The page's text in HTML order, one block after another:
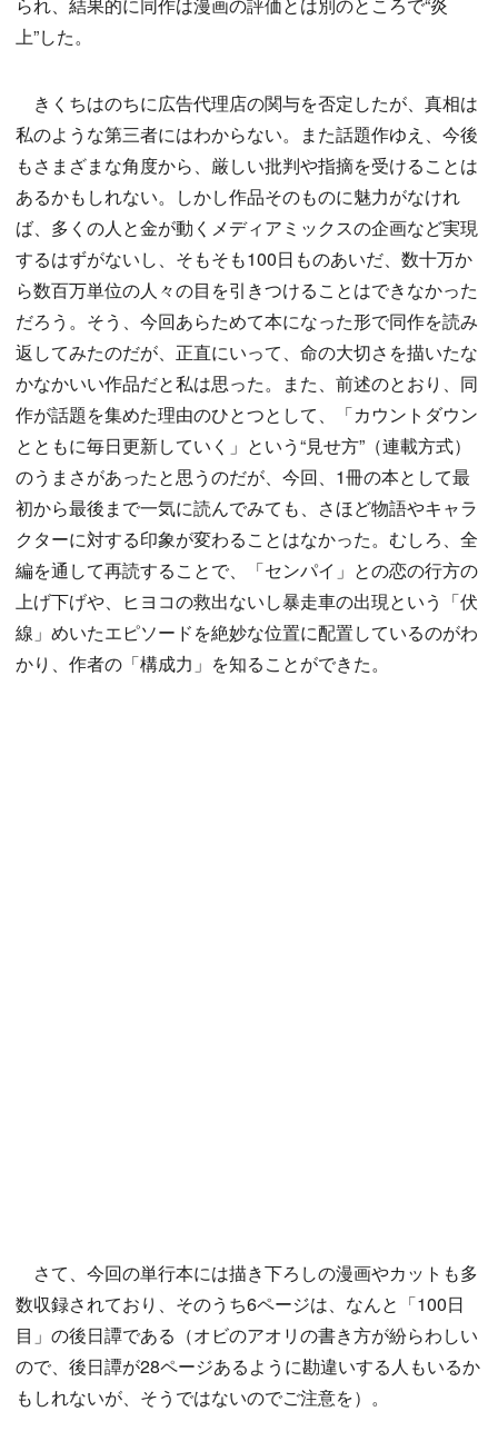
られ、結果的に同作は漫画の評価とは別のところで“炎
上”した。
きくちはのちに広告代理店の関与を否定したが、真相は
私のような第三者にはわからない。また話題作ゆえ、今後
もさまざまな角度から、厳しい批判や指摘を受けることは
あるかもしれない。しかし作品そのものに魅力がなけれ
ば、多くの人と金が動くメディアミックスの企画など実現
するはずがないし、そもそも100日ものあいだ、数十万か
ら数百万単位の人々の目を引きつけることはできなかった
だろう。そう、今回あらためて本になった形で同作を読み
返してみたのだが、正直にいって、命の大切さを描いたな
かなかいい作品だと私は思った。また、前述のとおり、同
作が話題を集めた理由のひとつとして、「カウントダウン
とともに毎日更新していく」という“見せ方”（連載方式）
のうまさがあったと思うのだが、今回、1冊の本として最
初から最後まで一気に読んでみても、さほど物語やキャラ
クターに対する印象が変わることはなかった。むしろ、全
編を通して再読することで、「センパイ」との恋の行方の
上げ下げや、ヒヨコの救出ないし暴走車の出現という「伏
線」めいたエピソードを絶妙な位置に配置しているのがわ
かり、作者の「構成力」を知ることができた。
さて、今回の単行本には描き下ろしの漫画やカットも多
数収録されており、そのうち6ページは、なんと「100日
目」の後日譚である（オビのアオリの書き方が紛らわしい
ので、後日譚が28ページあるように勘違いする人もいるか
もしれないが、そうではないのでご注意を）。